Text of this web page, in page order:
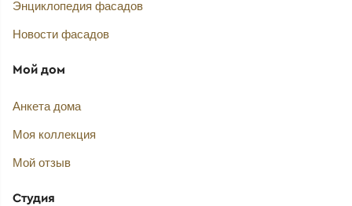
Энциклопедия фасадов
Новости фасадов
Мой дом
Анкета дома
Моя коллекция
Мой отзыв
Студия